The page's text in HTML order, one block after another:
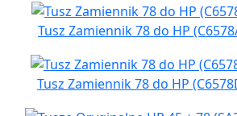
Tusz Zamiennik 78 do HP
Tusz Zamiennik 78 do HP